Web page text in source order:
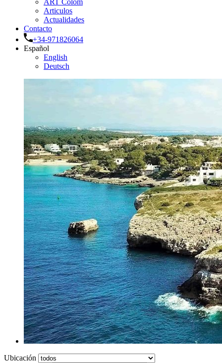
Articulos
Actualidades
Contacto
+34-971826064
Español
English
Deutsch
Ubicación